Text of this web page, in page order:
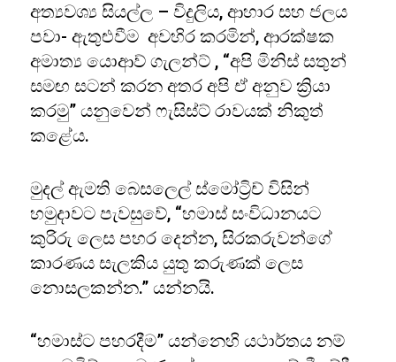
අත්‍යවශ්‍ය සියල්ල – විදුලිය, ආහාර සහ ජලය
පවා- ඇතුළුවීම අවහිර කරමින්, ආරක්ෂක
අමාත්‍ය යොආව් ගැලන්ට් , “අපි මිනිස් සතුන්
සමඟ සටන් කරන අතර අපි ඒ අනුව ක්‍රියා
කරමු” යනුවෙන් ෆැසිස්ට් රාවයක් නිකුත්
කළේය.
මුදල් ඇමති බෙසලෙල් ස්මෝට්‍රිච් විසින්
හමුදාවට පැවසුවේ, “හමාස් සංවිධානයට
කුරිරු ලෙස පහර දෙන්න, සිරකරුවන්ගේ
කාරණය සැලකිය යුතු කරුණක් ලෙස
නොසලකන්න.” යන්නයි.
“හමාස්ට පහරදීම” යන්නෙහි යථාර්තය නම්